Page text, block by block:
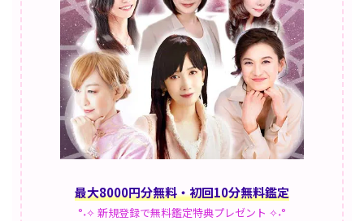
最大8000円分無料・初回10分無料鑑定
°˖✧ 新規登録で無料鑑定特典プレゼント ✧˖°